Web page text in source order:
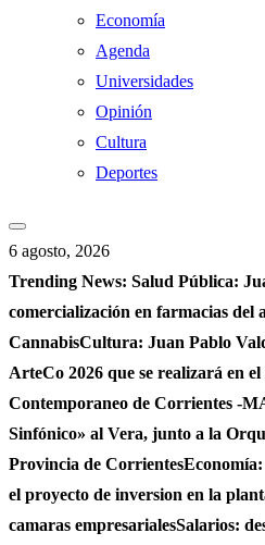
Economía
Agenda
Universidades
Opinión
Cultura
Deportes
6 agosto, 2026
Trending News: Salud Pública:
comercialización en farmacias del
CannabisCultura: Juan Pablo
ArteCo 2026 que se realizará en
Contemporaneo de Corrientes -
Sinfónico» al Vera, junto a la
Provincia de Corrientes
el proyecto de inversion en la
camaras empresarialesSalarios: